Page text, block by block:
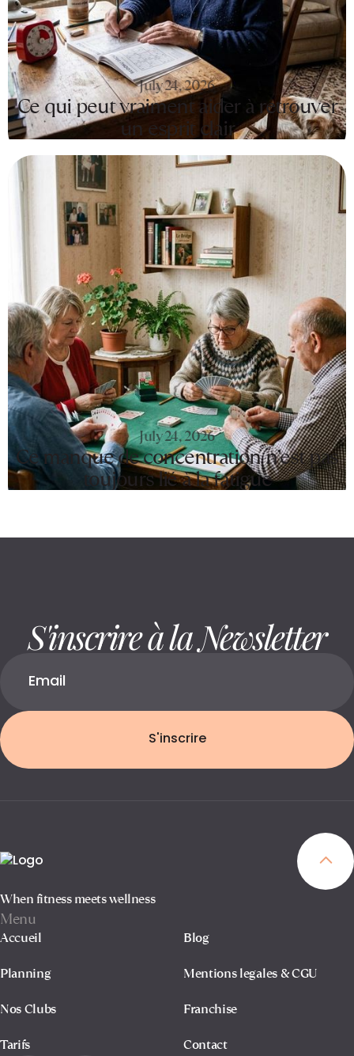
July 24, 2026
Ce qui peut vraiment aider à retrouver
un esprit clair
July 24, 2026
Ce manque de concentration n’est pas
toujours lié à la fatigue
S'inscrire à la Newsletter
S'inscrire
When fitness meets wellness
Menu
Accueil
Planning
Nos Clubs
Tarifs
Blog
Mentions legales & CGU
Franchise
Contact